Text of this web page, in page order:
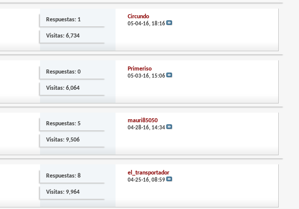
Respuestas: 1
Visitas: 6,734
Circundo
05-04-16, 18:16
Respuestas: 0
Visitas: 6,064
Primeriso
05-03-16, 15:06
Respuestas: 5
Visitas: 9,506
mauri85050
04-28-16, 14:34
Respuestas: 8
Visitas: 9,964
el_transportador
04-25-16,08:59